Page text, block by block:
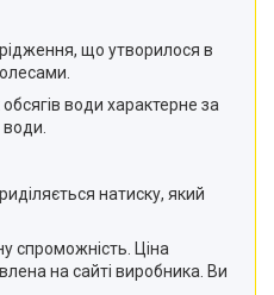
що утворилося в
води характерне за
натиску, який
спроможність. Ціна
на сайті виробника. Ви